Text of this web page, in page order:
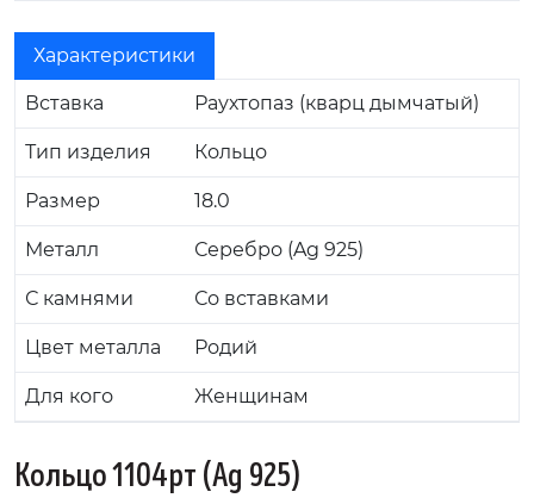
Характеристики
Вставка Раухтопаз (кварц дымчатый)
Тип изделия Кольцо
Размер 18.0
Металл Серебро (Ag 925)
С камнями Со вставками
Цвет металла Родий
Для кого Женщинам
Кольцо 1104рт (Ag 925)